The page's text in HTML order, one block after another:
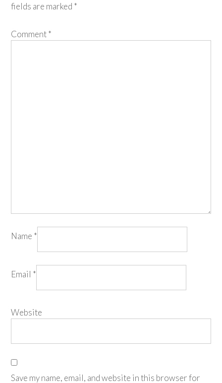
fields are marked *
Comment*
Name *
Email *
Website
Save my name, email, and website in this browser for